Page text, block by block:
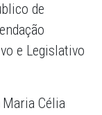
de
e Legislativo
Célia